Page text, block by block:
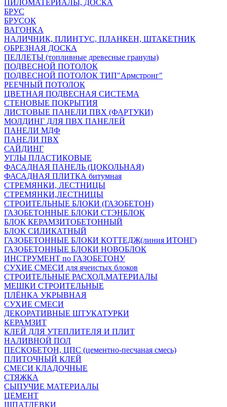
ПИЛОМАТЕРИАЛЫ, ДОСКА
БРУС
БРУСОК
ВАГОНКА
НАЛИЧНИК, ПЛИНТУС, ПЛАНКЕН, ШТАКЕТНИК
ОБРЕЗНАЯ ДОСКА
ПЕЛЛЕТЫ (топливные древесные гранулы)
ПОДВЕСНОЙ ПОТОЛОК
ПОДВЕСНОЙ ПОТОЛОК ТИП"Армстронг"
РЕЕЧНЫЙ ПОТОЛОК
ЦВЕТНАЯ ПОДВЕСНАЯ СИСТЕМА
СТЕНОВЫЕ ПОКРЫТИЯ
ЛИСТОВЫЕ ПАНЕЛИ ПВХ (ФАРТУКИ)
МОЛДИНГ ДЛЯ ПВХ ПАНЕЛЕЙ
ПАНЕЛИ МДФ
ПАНЕЛИ ПВХ
САЙДИНГ
УГЛЫ ПЛАСТИКОВЫЕ
ФАСАДНАЯ ПАНЕЛЬ (ЦОКОЛЬНАЯ)
ФАСАДНАЯ ПЛИТКА битумная
СТРЕМЯНКИ, ЛЕСТНИЦЫ
СТРЕМЯНКИ,ЛЕСТНИЦЫ
СТРОИТЕЛЬНЫЕ БЛОКИ (ГАЗОБЕТОН)
ГАЗОБЕТОННЫЕ БЛОКИ СТЭНБЛОК
БЛОК КЕРАМЗИТОБЕТОННЫЙ
БЛОК СИЛИКАТНЫЙ
ГАЗОБЕТОННЫЕ БЛОКИ КОТТЕДЖ(линия ИТОНГ)
ГАЗОБЕТОННЫЕ БЛОКИ НОВОБЛОК
ИНСТРУМЕНТ по ГАЗОБЕТОНУ
СУХИЕ СМЕСИ для ячеистых блоков
СТРОИТЕЛЬНЫЕ РАСХОД.МАТЕРИАЛЫ
МЕШКИ СТРОИТЕЛЬНЫЕ
ПЛЁНКА УКРЫВНАЯ
СУХИЕ СМЕСИ
ДЕКОРАТИВНЫЕ ШТУКАТУРКИ
КЕРАМЗИТ
КЛЕЙ ДЛЯ УТЕПЛИТЕЛЯ И ПЛИТ
НАЛИВНОЙ ПОЛ
ПЕСКОБЕТОН, ЦПС (цементно-песчаная смесь)
ПЛИТОЧНЫЙ КЛЕЙ
СМЕСИ КЛАДОЧНЫЕ
СТЯЖКА
СЫПУЧИЕ МАТЕРИАЛЫ
ЦЕМЕНТ
ШПАТЛЕВКИ